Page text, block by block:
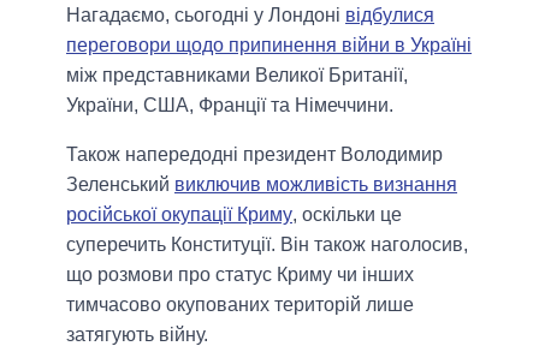
Нагадаємо, сьогодні у Лондоні відбулися
переговори щодо припинення війни в Україні
між представниками Великої Британії,
України, США, Франції та Німеччини.
Також напередоднi президент Володимир
Зеленський виключив можливість визнання
російської окупації Криму, оскільки це
суперечить Конституції. Він також наголосив,
що розмови про статус Криму чи інших
тимчасово окупованих територій лише
затягують війну.